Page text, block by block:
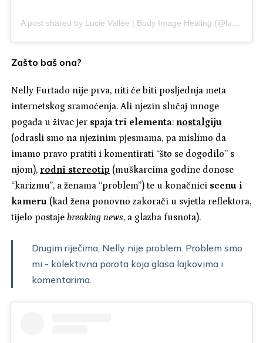
Zašto baš ona?
Nelly Furtado nije prva, niti će biti posljednja meta
internetskog sramoćenja. Ali njezin slučaj mnoge
pogađa u živac jer spaja tri elementa: nostalgiju
(odrasli smo na njezinim pjesmama, pa mislimo da
imamo pravo pratiti i komentirati “što se dogodilo” s
njom), rodni stereotip (muškarcima godine donose
“karizmu”, a ženama “problem”) te u konačnici scenu i
kameru (kad žena ponovno zakorači u svjetla reflektora,
tijelo postajebreaking news, a glazba fusnota).
Drugim riječima, Nelly nije problem. Problem smo
mi - kolektivna porota koja glasa lajkovima i
komentarima.